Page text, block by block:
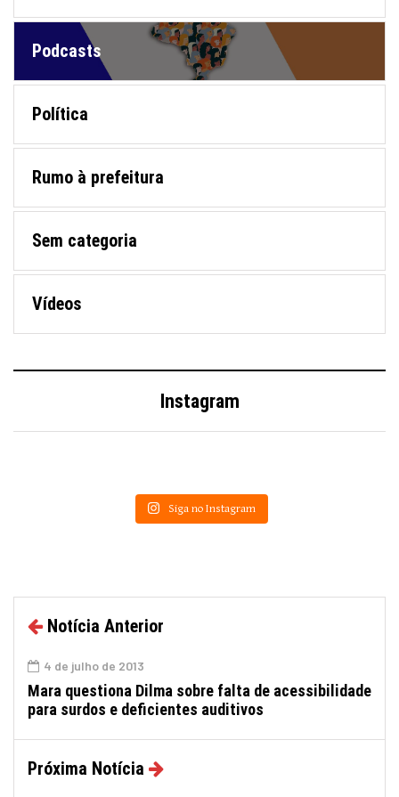
Podcasts
Política
Rumo à prefeitura
Sem categoria
Vídeos
Instagram
Siga no Instagram
Notícia Anterior
4 de julho de 2013
Mara questiona Dilma sobre falta de acessibilidade
para surdos e deficientes auditivos
Próxima Notícia